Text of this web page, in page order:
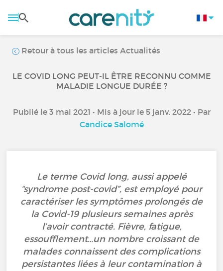
Retour à tous les articles Actualités
LE COVID LONG PEUT-IL ÊTRE RECONNU COMME
MALADIE LONGUE DURÉE ?
Publié le 3 mai 2021 • Mis à jour le 5 janv. 2022 • Par
Candice Salomé
Le terme Covid long, aussi appelé
“syndrome post-covid”, est employé pour
caractériser les symptômes prolongés de
la Covid-19 plusieurs semaines après
l’avoir contracté. Fièvre, fatigue,
essoufflement…un nombre croissant de
malades connaissent des complications
persistantes liées à leur contamination à